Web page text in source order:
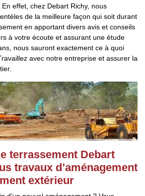
effet, chez Debart Richy, nous
de la meilleure façon qui soit durant
en apportant divers avis et conseils
à votre écoute et assurant une étude
nous sauront exactement ce à quoi
avec notre entreprise et assurer la
terrassement Debart
travaux d’aménagement
extérieur